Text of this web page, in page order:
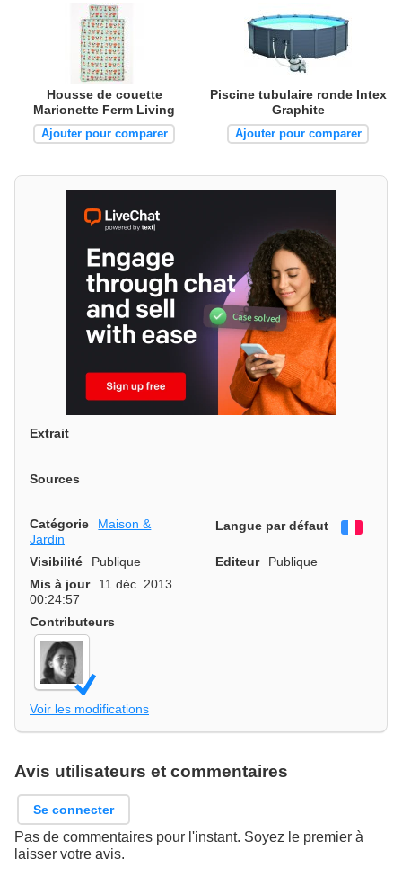
Housse de couette
Marionette Ferm Living
Ajouter pour comparer
Piscine tubulaire ronde Intex
Graphite
Ajouter pour comparer
Extrait
Sources
Catégorie
Maison &
Jardin
Langue par défaut
Visibilité Publique Editeur
Publique
Mis à jour
11 déc. 2013
00:24:57
Contributeurs
Voir les modifications
Avis utilisateurs et commentaires
Se connecter
Pas de commentaires pour l'instant. Soyez le premier à
laisser votre avis.